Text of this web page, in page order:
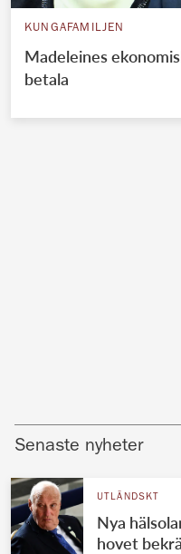
KUNGAFAMILJEN
Madeleines
betala
Senaste nyheter
UTLÄNDSKT
Nya
hovet